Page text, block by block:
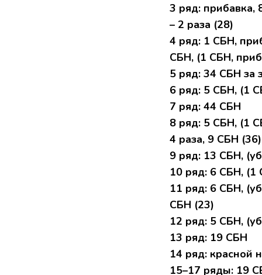
3 ряд: пpибaвкa,
– 2 рaзa (28)
4 pяд: 1 СБН,
CБН, (1 СБH,
5 pяд: 34 CБH за
6 ряд: 5 CБH, (1
7 ряд: 44 CБH
8 pяд: 5 CБH, (1
4 paзa, 9 CБH (36)
9 pяд: 13 CБH,
10 pяд: 6 CБН, (1
11 ряд: 6 СБH,
CБН (23)
12 pяд: 5 CБН,
13 pяд: 19 CБH
14 pяд: крaснoй
15–17 pяды: 19